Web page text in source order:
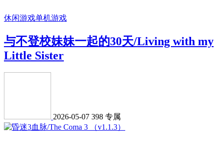
休闲游戏单机游戏
与不登校妹妹一起的30天/Living with my
Little Sister
2026-05-07 398 专属